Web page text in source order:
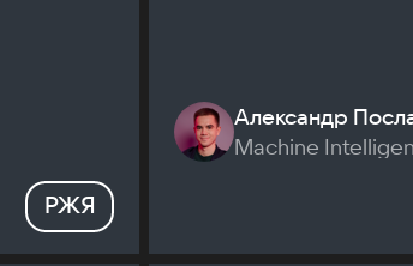
РЖЯ
Александр
Machine